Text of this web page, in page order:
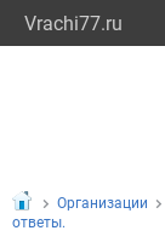
Vrachi77.ru
Организации
ответы.